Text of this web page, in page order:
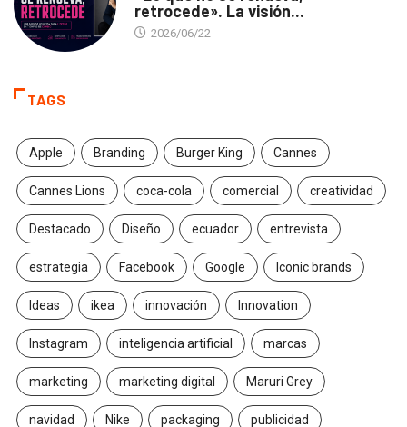
retrocede». La visión...
2026/06/22
TAGS
Apple Branding Burger King Cannes
Cannes Lions coca-cola comercial creatividad
Destacado Diseño ecuador entrevista
estrategia Facebook Google Iconic brands
Ideas ikea innovación Innovation
Instagram inteligencia artificial marcas
marketing marketing digital Maruri Grey
navidad Nike packaging publicidad